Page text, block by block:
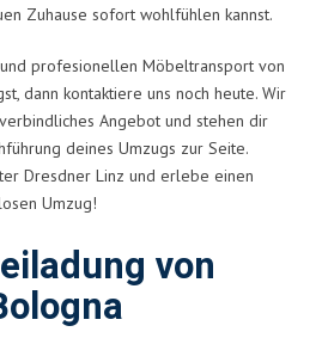
Zuhause sofort wohlfühlen kannst.
profesionellen Möbeltransport von
dann kontaktiere uns noch heute. Wir
Angebot und stehen dir
deines Umzugs zur Seite.
Dresdner Linz und erlebe einen
Umzug!
von